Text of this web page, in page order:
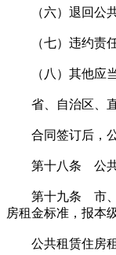
（六）退回公共
（七）违约责任
（八）其他应当
省、自治区、直
合同签订后，公
第十八条 公共租
第十九条 市、县
房租金标准，报本
公共租赁住房租